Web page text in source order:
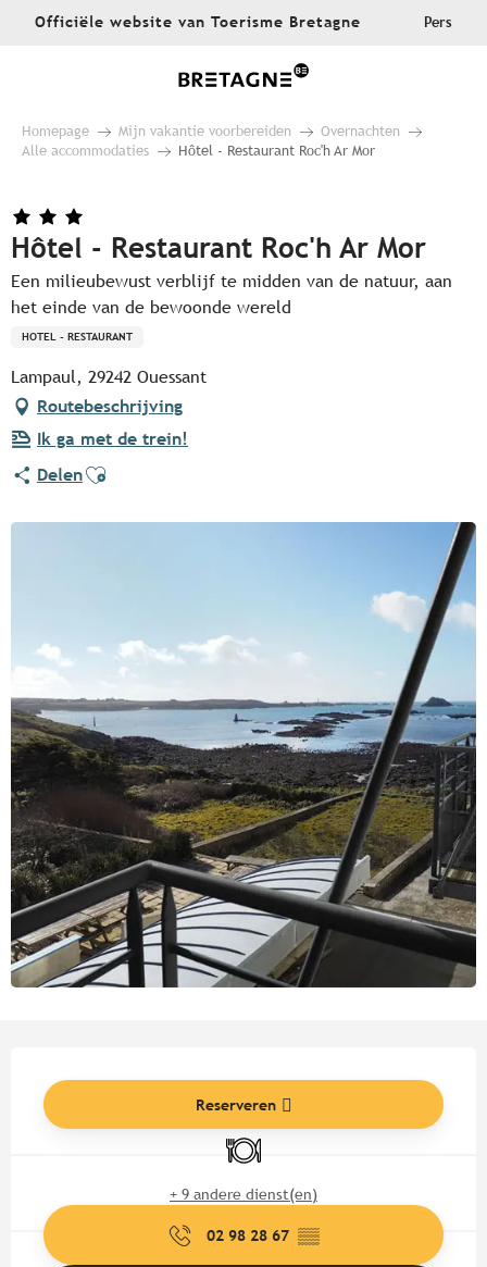
AllerOfficiële website van Toerisme Bretagne Pers
Homepage Mijn vakantie voorbereiden
Overnachten
Alle accommodaties
Hôtel - Restaurant Roc'h Ar Mor
Hôtel - Restaurant Roc'h Ar Mor
Een milieubewust verblijf te midden van de natuur, aan
het einde van de bewoonde wereld
HOTEL - RESTAURANT
Lampaul, 29242 Ouessant
Routebeschrijving
Ik ga met de trein!
DelenAjouter aux favoris
Reserveren
Restaurant
+ 9 andere dienst(en)
02 98 28 67 ▒▒